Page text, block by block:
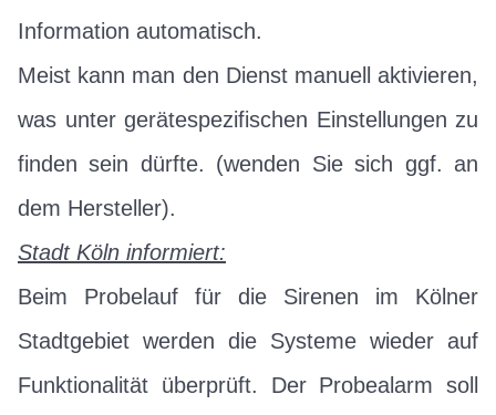
Information automatisch.
Meist kann man den Dienst manuell aktivieren,
was unter gerätespezifischen Einstellungen zu
finden sein dürfte. (wenden Sie sich ggf. an
dem Hersteller).
Stadt Köln informiert:
Beim Probelauf für die Sirenen im Kölner
Stadtgebiet werden die Systeme wieder auf
Funktionalität überprüft. Der Probealarm soll